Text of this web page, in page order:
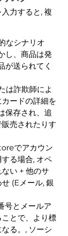
力すると, 複
なシナリオ
し、商品は発
が送られてく
は詐欺師によ
ードの詳細を
保存され、追
売されたりす
でアカウン
る場合, オペ
い + 他のサ
(Eメール, 銀
号とメールア
とで、より標
る。, ソーシ